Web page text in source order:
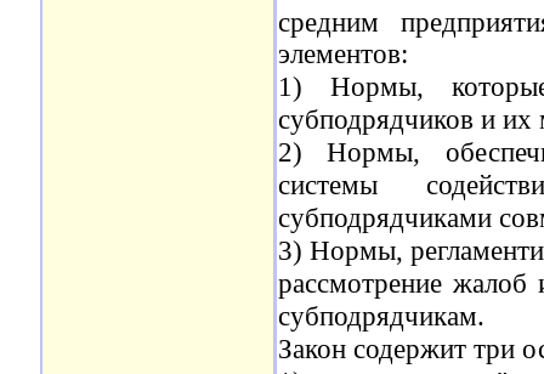
средним
элементов:
1) Нормы,
субподрядчиков и их
2) Нормы,
системы
субподрядчиками
3) Нормы,
рассмотрение жалоб
субподрядчикам.
Закон содержит три